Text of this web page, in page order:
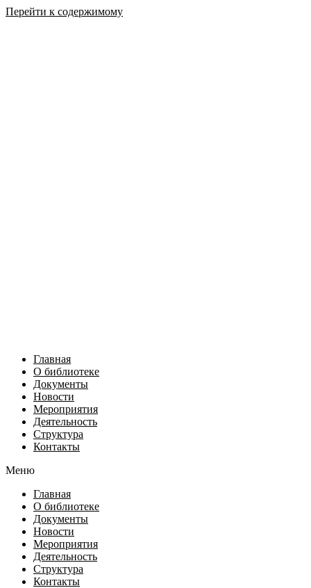
Перейти к содержимому
Главная
О библиотеке
Документы
Новости
Мероприятия
Деятельность
Структура
Контакты
Меню
Главная
О библиотеке
Документы
Новости
Мероприятия
Деятельность
Структура
Контакты